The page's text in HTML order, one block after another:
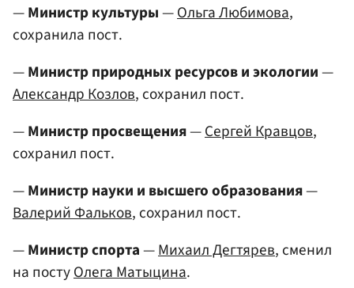
—Министр культуры—Ольга Любимова,
сохранила пост.
—Министр природных ресурсов и экологии—
Александр Козлов, сохранил пост.
—Министр просвещения—Сергей Кравцов,
сохранил пост.
—Министр науки и высшего образования—
Валерий Фальков, сохранил пост.
—Министр спорта—Михаил Дегтярев, сменил
на постуОлега Матыцина.